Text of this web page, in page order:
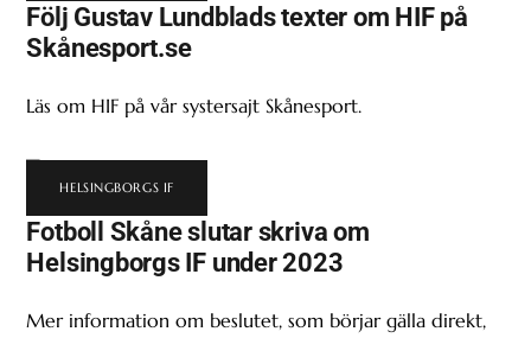
Följ Gustav Lundblads texter om HIF på
Skånesport.se
Läs om HIF på vår systersajt Skånesport.
HELSINGBORGS IF
Fotboll Skåne slutar skriva om
Helsingborgs IF under 2023
Mer information om beslutet, som börjar gälla direkt,